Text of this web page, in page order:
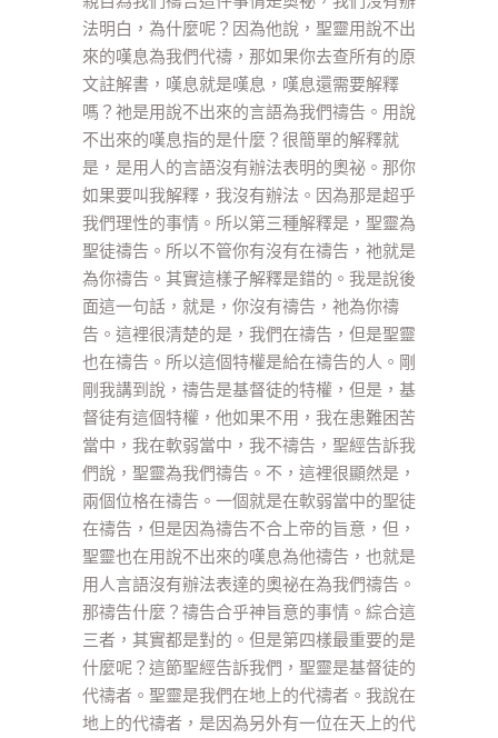
法明白，為什麼呢？因為他說，聖靈用說不出
來的嘆息為我們代禱，那如果你去查所有的原
文註解書，嘆息就是嘆息，嘆息還需要解釋
嗎？祂是用說不出來的言語為我們禱告。用說
不出來的嘆息指的是什麼？很簡單的解釋就
是，是用人的言語沒有辦法表明的奧祕。那你
如果要叫我解釋，我沒有辦法。因為那是超乎
我們理性的事情。所以第三種解釋是，聖靈為
聖徒禱告。所以不管你有沒有在禱告，祂就是
為你禱告。其實這樣子解釋是錯的。我是說後
面這一句話，就是，你沒有禱告，祂為你禱
告。這裡很清楚的是，我們在禱告，但是聖靈
也在禱告。所以這個特權是給在禱告的人。剛
剛我講到說，禱告是基督徒的特權，但是，基
督徒有這個特權，他如果不用，我在患難困苦
當中，我在軟弱當中，我不禱告，聖經告訴我
們說，聖靈為我們禱告。不，這裡很顯然是，
兩個位格在禱告。一個就是在軟弱當中的聖徒
在禱告，但是因為禱告不合上帝的旨意，但，
聖靈也在用說不出來的嘆息為他禱告，也就是
用人言語沒有辦法表達的奧祕在為我們禱告。
那禱告什麼？禱告合乎神旨意的事情。綜合這
三者，其實都是對的。但是第四樣最重要的是
什麼呢？這節聖經告訴我們，聖靈是基督徒的
代禱者。聖靈是我們在地上的代禱者。我說在
地上的代禱者，是因為另外有一位在天上的代